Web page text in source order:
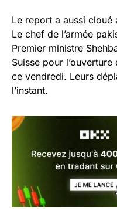
Le report a aussi cloué
Le chef de l’armée
Premier ministre
Suisse pour
ce vendredi. Leurs
l’instant.